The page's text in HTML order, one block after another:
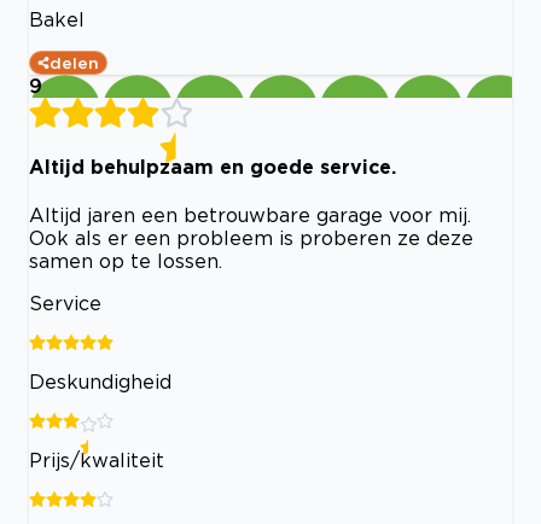
Bakel
delen
9
Altijd behulpzaam en goede service.
Altijd jaren een betrouwbare garage voor mij.
Ook als er een probleem is proberen ze deze
samen op te lossen.
Service
Deskundigheid
Prijs/kwaliteit